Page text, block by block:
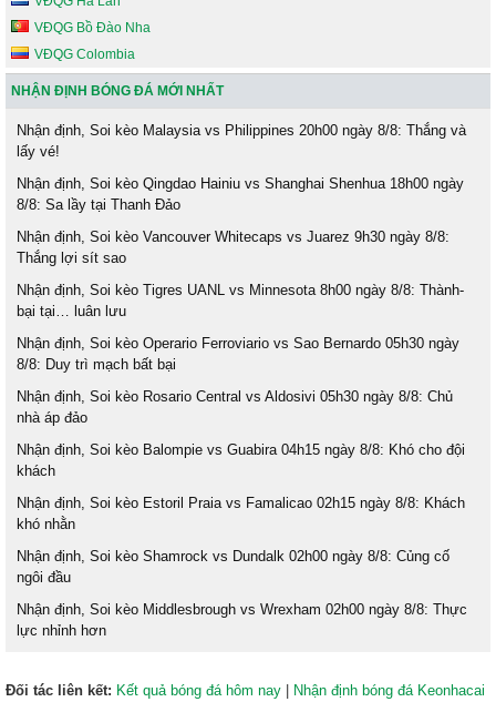
VĐQG Bồ Đào Nha
VĐQG Colombia
NHẬN ĐỊNH BÓNG ĐÁ MỚI NHẤT
Nhận định, Soi kèo Malaysia vs Philippines 20h00 ngày 8/8: Thắng và
lấy vé!
Nhận định, Soi kèo Qingdao Hainiu vs Shanghai Shenhua 18h00 ngày
8/8: Sa lầy tại Thanh Đảo
Nhận định, Soi kèo Vancouver Whitecaps vs Juarez 9h30 ngày 8/8:
Thắng lợi sít sao
Nhận định, Soi kèo Tigres UANL vs Minnesota 8h00 ngày 8/8: Thành-
bại tại… luân lưu
Nhận định, Soi kèo Operario Ferroviario vs Sao Bernardo 05h30 ngày
8/8: Duy trì mạch bất bại
Nhận định, Soi kèo Rosario Central vs Aldosivi 05h30 ngày 8/8: Chủ
nhà áp đảo
Nhận định, Soi kèo Balompie vs Guabira 04h15 ngày 8/8: Khó cho đội
khách
Nhận định, Soi kèo Estoril Praia vs Famalicao 02h15 ngày 8/8: Khách
khó nhằn
Nhận định, Soi kèo Shamrock vs Dundalk 02h00 ngày 8/8: Củng cố
ngôi đầu
Nhận định, Soi kèo Middlesbrough vs Wrexham 02h00 ngày 8/8: Thực
lực nhỉnh hơn
Đối tác liên kết: Kết quả bóng đá hôm nay
Nhận định bóng đá Keonhacai